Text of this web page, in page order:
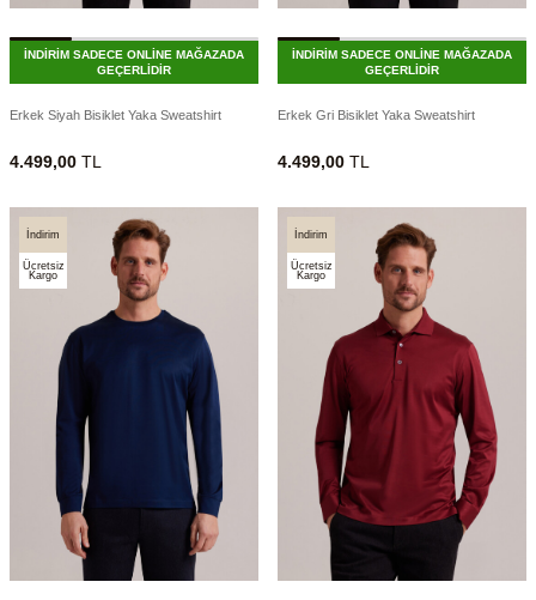
İNDİRİM SADECE ONLİNE MAĞAZADA
GEÇERLİDİR
Erkek Siyah Bisiklet Yaka Sweatshirt
4.499,00 TL
İNDİRİM SADECE ONLİNE MAĞAZADA
GEÇERLİDİR
Erkek Gri Bisiklet Yaka Sweatshirt
4.499,00 TL
İndirim
Ücretsiz
Kargo
İndirim
Ücretsiz
Kargo